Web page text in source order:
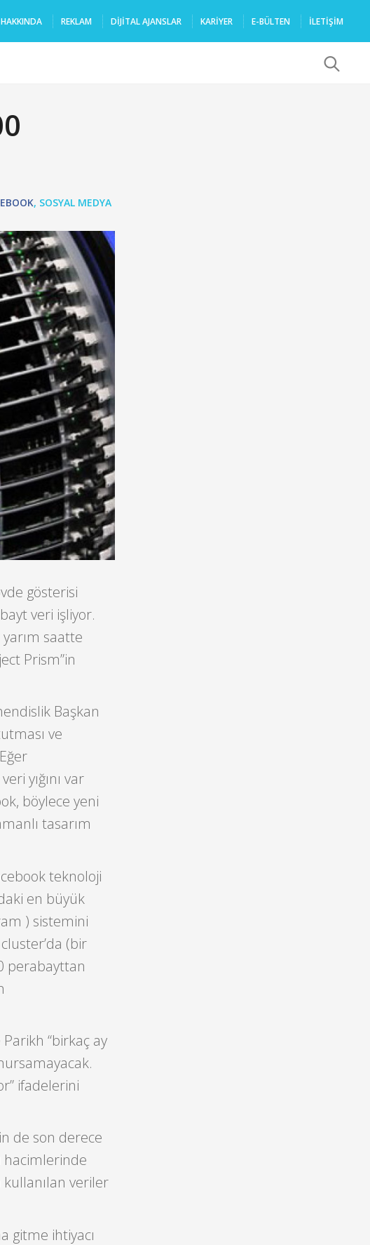
HAKKINDA REKLAM DIJITAL AJANSLAR KARIYER E-BÜLTEN İLETİŞİM
, SOSYAL MEDYA
gösterisi
veri işliyor.
saatte
Prism”in
Başkan
ve
yığını var
böylece yeni
tasarım
teknoloji
en büyük
) sistemini
(bir
perabayttan
“birkaç ay
ifadelerini
de son derece
hacimlerinde
veriler
gitme ihtiyacı